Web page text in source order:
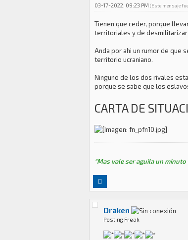
03-17-2022, 09:23 PM (Este mensaje
Tienen que ceder, porque
territoriales y de desmilitarizar
Anda por ahi un rumor de que
territorio ucraniano.
Ninguno de los dos rivales
porque se sabe que los
CARTA DE
"Mas vale ser aguila un
Draken
Posting Freak